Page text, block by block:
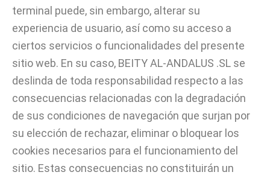
terminal puede, sin embargo, alterar su
experiencia de usuario, así como su acceso a
ciertos servicios o funcionalidades del presente
sitio web. En su caso, BEITY AL-ANDALUS .SL se
deslinda de toda responsabilidad respecto a las
consecuencias relacionadas con la degradación
de sus condiciones de navegación que surjan por
su elección de rechazar, eliminar o bloquear los
cookies necesarios para el funcionamiento del
sitio. Estas consecuencias no constituirán un